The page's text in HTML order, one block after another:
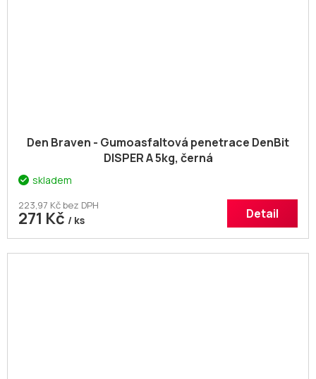
Den Braven - Gumoasfaltová penetrace DenBit
DISPER A 5kg, černá
skladem
223,97 Kč bez DPH
271 Kč / ks Detail